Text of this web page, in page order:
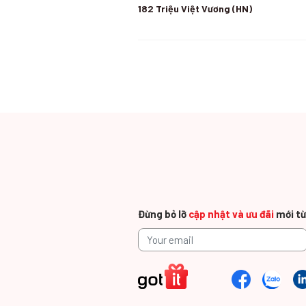
182 Triệu Việt Vương (HN)
44 Phan Đình Phùng ( HN)
Đừng bỏ lỡ cập nhật và ưu đãi mới